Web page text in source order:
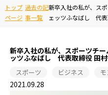
トップ
ページ
過去の記
事一覧
新卒入社の私が、ス
ェッツふなばし 代表
新卒入社の私が、スポーツチ
ッツふなばし 代表取締役 田村
スポーツ ビジネス
2021.09.28